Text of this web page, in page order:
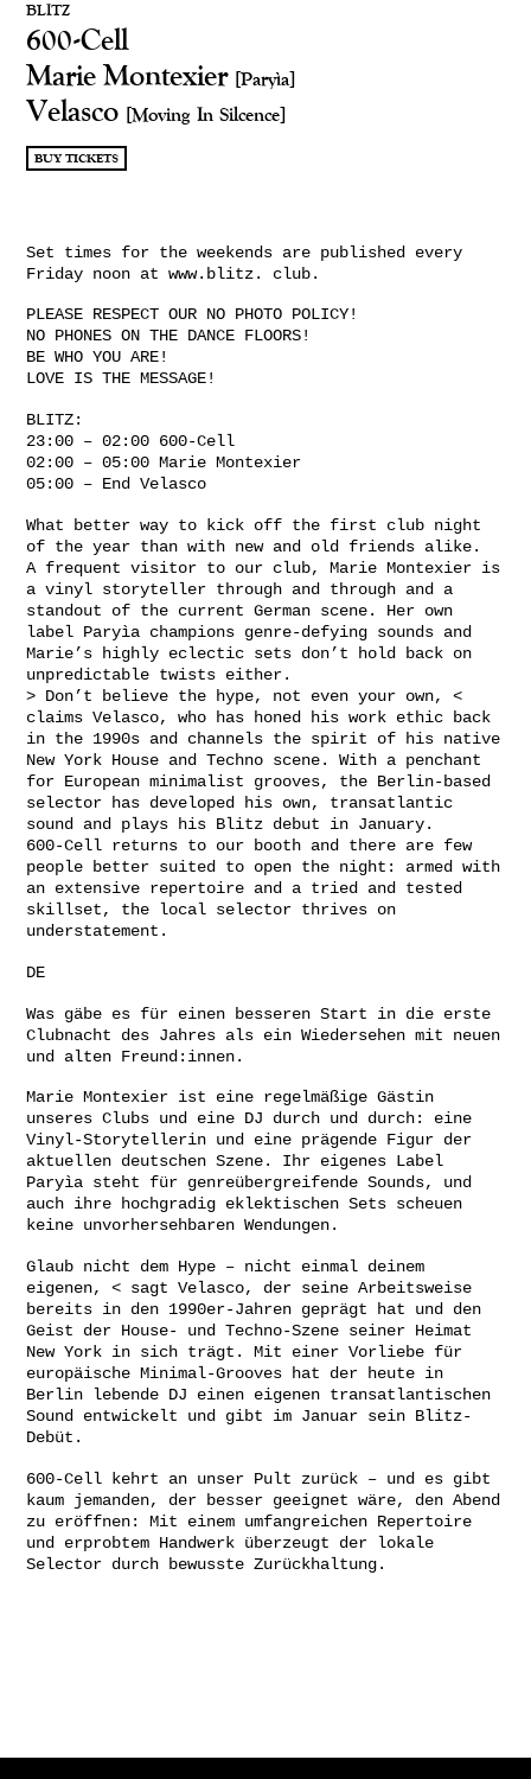
BLITZ
600-Cell
Marie Montexier [Paryìa]
Velasco [Moving In Silcence]
BUY TICKETS
Set times for the weekends are published every
Friday noon at www.blitz. club.
PLEASE RESPECT OUR NO PHOTO POLICY!
NO PHONES ON THE DANCE FLOORS!
BE WHO YOU ARE!
LOVE IS THE MESSAGE!
BLITZ:
23:00 – 02:00 600-Cell
02:00 – 05:00 Marie Montexier
05:00 – End Velasco
What better way to kick off the first club night
of the year than with new and old friends alike.
A frequent visitor to our club, Marie Montexier is
a vinyl storyteller through and through and a
standout of the current German scene. Her own
label Paryìa champions genre-defying sounds and
Marie’s highly eclectic sets don’t hold back on
unpredictable twists either.
> Don’t believe the hype, not even your own, <
claims Velasco, who has honed his work ethic back
in the 1990s and channels the spirit of his native
New York House and Techno scene. With a penchant
for European minimalist grooves, the Berlin-based
selector has developed his own, transatlantic
sound and plays his Blitz debut in January.
600-Cell returns to our booth and there are few
people better suited to open the night: armed with
an extensive repertoire and a tried and tested
skillset, the local selector thrives on
understatement.
DE
Was gäbe es für einen besseren Start in die erste
Clubnacht des Jahres als ein Wiedersehen mit neuen
und alten Freund:innen.
Marie Montexier ist eine regelmäßige Gästin
unseres Clubs und eine DJ durch und durch: eine
Vinyl-Storytellerin und eine prägende Figur der
aktuellen deutschen Szene. Ihr eigenes Label
Paryìa steht für genreübergreifende Sounds, und
auch ihre hochgradig eklektischen Sets scheuen
keine unvorhersehbaren Wendungen.
Glaub nicht dem Hype – nicht einmal deinem
eigenen, < sagt Velasco, der seine Arbeitsweise
bereits in den 1990er-Jahren geprägt hat und den
Geist der House- und Techno-Szene seiner Heimat
New York in sich trägt. Mit einer Vorliebe für
europäische Minimal-Grooves hat der heute in
Berlin lebende DJ einen eigenen transatlantischen
Sound entwickelt und gibt im Januar sein Blitz-
Debüt.
600-Cell kehrt an unser Pult zurück – und es gibt
kaum jemanden, der besser geeignet wäre, den Abend
zu eröffnen: Mit einem umfangreichen Repertoire
und erprobtem Handwerk überzeugt der lokale
Selector durch bewusste Zurückhaltung.